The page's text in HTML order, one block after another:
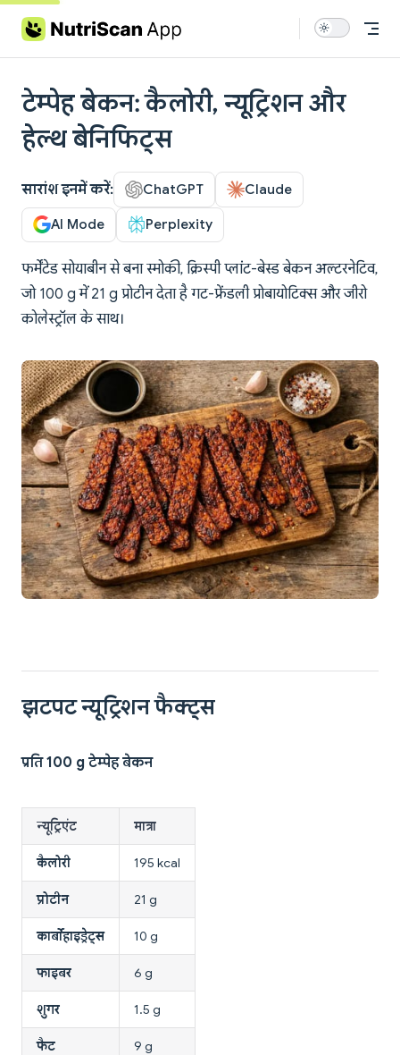
Skip to content
टेम्पेह बेकन: कैलोरी, न्यूट्रिशन और
हेल्थ बेनिफिट्स
सारांश इनमें करें: ChatGPT Claude
AI Mode Perplexity
फर्मेंटेड सोयाबीन से बना स्मोकी, क्रिस्पी प्लांट-बेस्ड बेकन अल्टरनेटिव,
जो 100 g में 21 g प्रोटीन देता है गट-फ्रेंडली प्रोबायोटिक्स और जीरो
कोलेस्ट्रॉल के साथ।
झटपट न्यूट्रिशन फैक्ट्स
प्रति 100 g टेम्पेह बेकन
न्यूट्रिएंट मात्रा
कैलोरी 195 kcal
प्रोटीन 21 g
कार्बोहाइड्रेट्स 10 g
फाइबर 6 g
शुगर 1.5 g
फैट 9 g